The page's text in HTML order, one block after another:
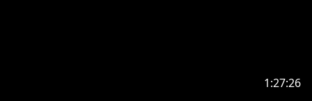
1:27:26